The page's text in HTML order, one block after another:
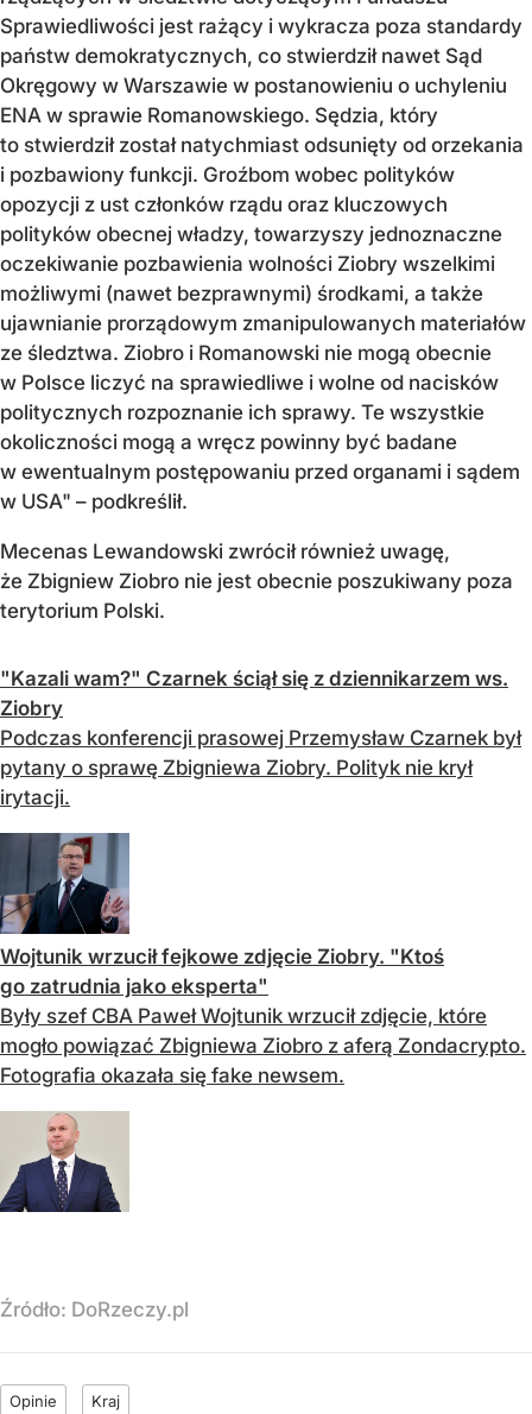
Sprawiedliwości jest rażący i wykracza poza standardy
państw demokratycznych, co stwierdził nawet Sąd
Okręgowy w Warszawie w postanowieniu o uchyleniu
ENA w sprawie Romanowskiego. Sędzia, który
to stwierdził został natychmiast odsunięty od orzekania
i pozbawiony funkcji. Groźbom wobec polityków
opozycji z ust członków rządu oraz kluczowych
polityków obecnej władzy, towarzyszy jednoznaczne
oczekiwanie pozbawienia wolności Ziobry wszelkimi
możliwymi (nawet bezprawnymi) środkami, a także
ujawnianie prorządowym zmanipulowanych materiałów
ze śledztwa. Ziobro i Romanowski nie mogą obecnie
w Polsce liczyć na sprawiedliwe i wolne od nacisków
politycznych rozpoznanie ich sprawy. Te wszystkie
okoliczności mogą a wręcz powinny być badane
w ewentualnym postępowaniu przed organami i sądem
w USA" – podkreślił.
Mecenas Lewandowski zwrócił również uwagę,
że Zbigniew Ziobro nie jest obecnie poszukiwany poza
terytorium Polski.
"Kazali wam?" Czarnek ściął się z dziennikarzem ws.
Ziobry
Podczas konferencji prasowej Przemysław Czarnek był
pytany o sprawę Zbigniewa Ziobry. Polityk nie krył
irytacji.
Wojtunik wrzucił fejkowe zdjęcie Ziobry. "Ktoś
go zatrudnia jako eksperta"
Były szef CBA Paweł Wojtunik wrzucił zdjęcie, które
mogło powiązać Zbigniewa Ziobro z aferą Zondacrypto.
Fotografia okazała się fake newsem.
Źródło: DoRzeczy.pl
Opinie Kraj